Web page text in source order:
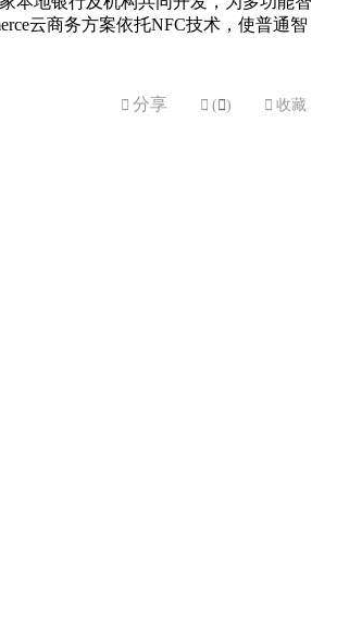
云商务方案依托NFC技术，使普通智
 分享  ( )  收藏